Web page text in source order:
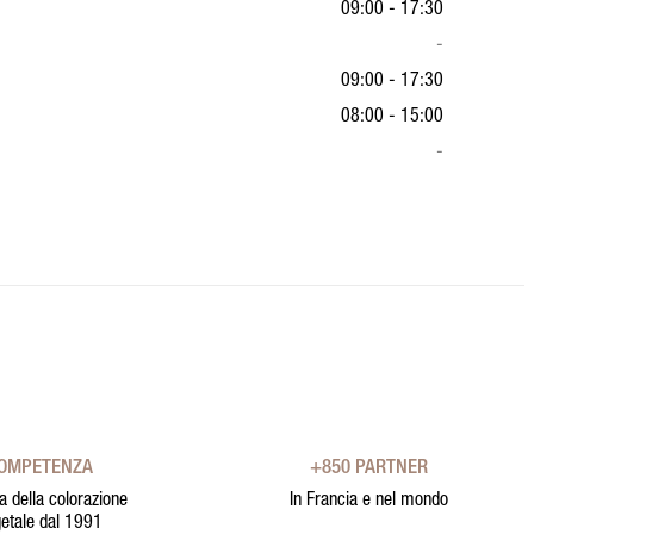
09:00 - 17:30
-
09:00 - 17:30
08:00 - 15:00
-
della colorazione
dal 1991
+850 PARTNER
In Francia e nel mondo